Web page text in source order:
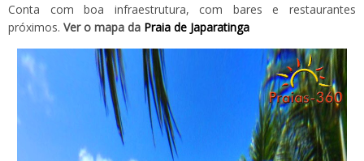
Conta com boa infraestrutura, com bares e restaurantes
próximos. Ver o mapa da Praia de Japaratinga